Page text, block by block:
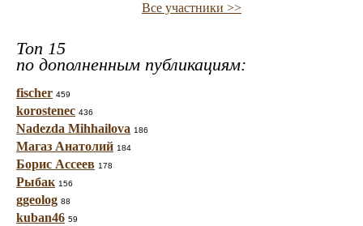
Все участники >>
Топ 15
по дополненным публикациям:
fischer 459
korostenec 436
Nadezda Mihhailova 186
Магаз Анатолий 184
Борис Ассеев 178
Рыбак 156
ggeolog 88
kuban46 59